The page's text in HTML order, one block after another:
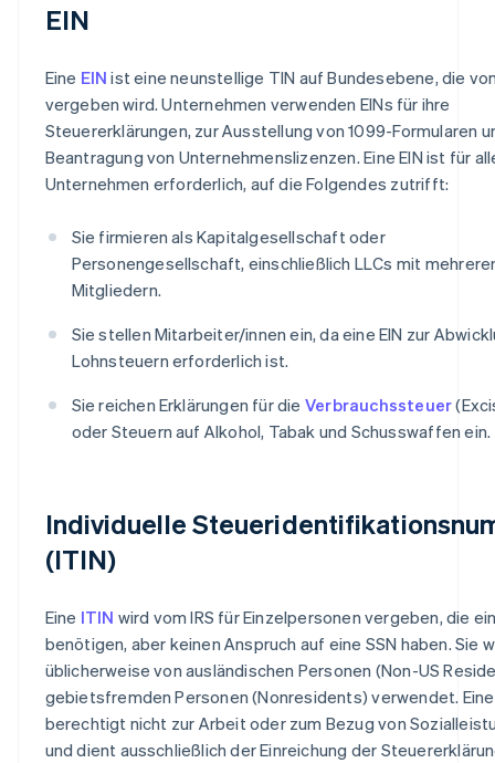
EIN
Eine EIN ist eine neunstellige TIN auf Bundesebene, die
vergeben wird. Unternehmen verwenden EINs für ihre
Steuererklärungen, zur Ausstellung von 1099-Formularen
Beantragung von Unternehmenslizenzen. Eine EIN ist für
Unternehmen erforderlich, auf die Folgendes zutrifft:
Sie firmieren als Kapitalgesellschaft oder
Personengesellschaft, einschließlich LLCs mit
Mitgliedern.
Sie stellen Mitarbeiter/innen ein, da eine EIN zur
Lohnsteuern erforderlich ist.
Sie reichen Erklärungen für die Verbrauchssteuer
oder Steuern auf Alkohol, Tabak und Schusswaffen ein.
Individuelle
(ITIN)
Eine ITIN wird vom IRS für Einzelpersonen vergeben, die
benötigen, aber keinen Anspruch auf eine SSN haben. Sie
üblicherweise von ausländischen Personen (Non-US
gebietsfremden Personen (Nonresidents) verwendet.
berechtigt nicht zur Arbeit oder zum Bezug von
und dient ausschließlich der Einreichung der